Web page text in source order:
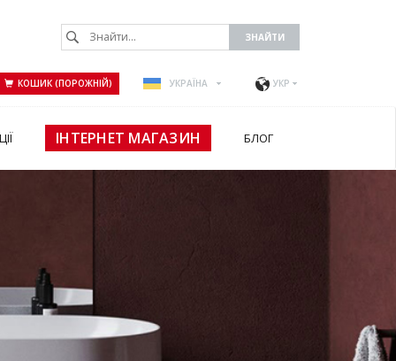
КОШИК (ПОРОЖНІЙ) УКРАЇНА УКР
ІНТЕРНЕТ МАГАЗИН БЛОГ